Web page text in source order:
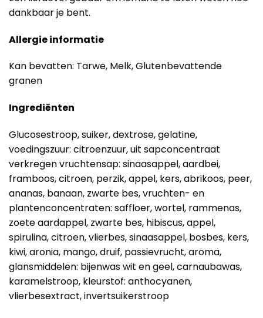
dankbaar je bent.
Allergie informatie
Kan bevatten: Tarwe, Melk, Glutenbevattende
granen
Ingrediënten
Glucosestroop, suiker, dextrose, gelatine,
voedingszuur: citroenzuur, uit sapconcentraat
verkregen vruchtensap: sinaasappel, aardbei,
framboos, citroen, perzik, appel, kers, abrikoos, peer,
ananas, banaan, zwarte bes, vruchten- en
plantenconcentraten: saffloer, wortel, rammenas,
zoete aardappel, zwarte bes, hibiscus, appel,
spirulina, citroen, vlierbes, sinaasappel, bosbes, kers,
kiwi, aronia, mango, druif, passievrucht, aroma,
glansmiddelen: bijenwas wit en geel, carnaubawas,
karamelstroop, kleurstof: anthocyanen,
vlierbesextract, invertsuikerstroop